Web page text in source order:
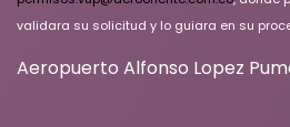
validara su solicitud y lo guiara en su
Aeropuerto Alfonso Lopez